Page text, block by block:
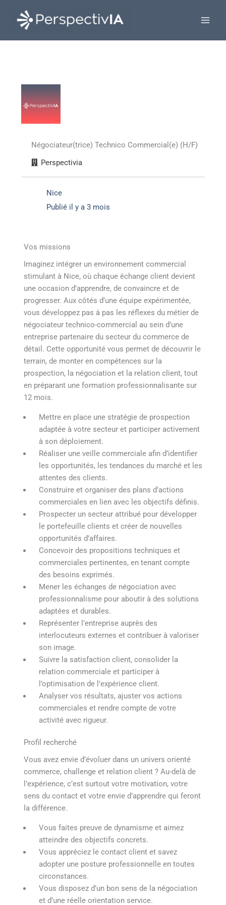
contenu
Négociateur(trice) Technico Commercial(e) (H/F)
Perspectivia
Nice
Publié il y a 3 mois
Vos missions
Imaginez intégrer un environnement commercial
stimulant à Nice, où chaque échange client devient
une occasion d’apprendre, de convaincre et de
progresser. Aux côtés d’une équipe expérimentée,
vous développez pas à pas les réflexes du métier de
négociateur technico-commercial au sein d’une
entreprise partenaire du secteur du commerce de
détail. Cette opportunité vous permet de découvrir le
terrain, de monter en compétences sur la
prospection, la négociation et la relation client, tout
en préparant une formation professionnalisante sur
12 mois.
Mettre en place une stratégie de prospection
adaptée à votre secteur et participer activement
à son déploiement.
Réaliser une veille commerciale afin d’identifier
les opportunités, les tendances du marché et les
attentes des clients.
Construire et organiser des plans d’actions
commerciales en lien avec les objectifs définis.
Prospecter un secteur attribué pour développer
le portefeuille clients et créer de nouvelles
opportunités d’affaires.
Concevoir des propositions techniques et
commerciales pertinentes, en tenant compte
des besoins exprimés.
Mener les échanges de négociation avec
professionnalisme pour aboutir à des solutions
adaptées et durables.
Représenter l’entreprise auprès des
interlocuteurs externes et contribuer à valoriser
son image.
Suivre la satisfaction client, consolider la
relation commerciale et participer à
l’optimisation de l’expérience client.
Analyser vos résultats, ajuster vos actions
commerciales et rendre compte de votre
activité avec rigueur.
Profil recherché
Vous avez envie d’évoluer dans un univers orienté
commerce, challenge et relation client ? Au-delà de
l’expérience, c’est surtout votre motivation, votre
sens du contact et votre envie d’apprendre qui feront
la différence.
Vous faites preuve de dynamisme et aimez
atteindre des objectifs concrets.
Vous appréciez le contact client et savez
adopter une posture professionnelle en toutes
circonstances.
Vous disposez d’un bon sens de la négociation
et d’une réelle orientation service.